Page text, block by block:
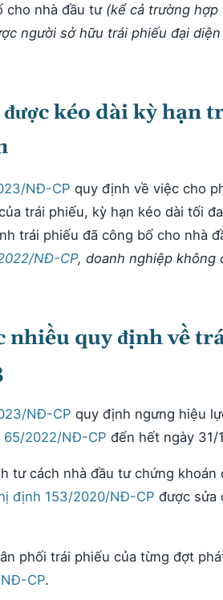
cho nhà đầu tư (kể cả trường
người sở hữu trái phiếu đại
kéo dài kỳ hạn
NĐ-CP quy định về việc cho
trái phiếu, kỳ hạn kéo dài tối
trái phiếu đã công bố cho nhà
NĐ-CP, doanh nghiệp không
nhiều quy định về
NĐ-CP quy định ngưng hiệu
65/2022/NĐ-CP đến hết ngày 31/
tư cách nhà đầu tư chứng khoán
định 153/2020/NĐ-CP được sửa
phối trái phiếu của từng đợt
CP.